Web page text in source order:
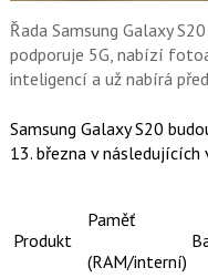
Řada Samsung Galaxy
podporuje 5G, nabízí
inteligencí a už nabírá
Samsung Galaxy S20
13. března v následujících
Produkt
Paměť
(RAM/interní)